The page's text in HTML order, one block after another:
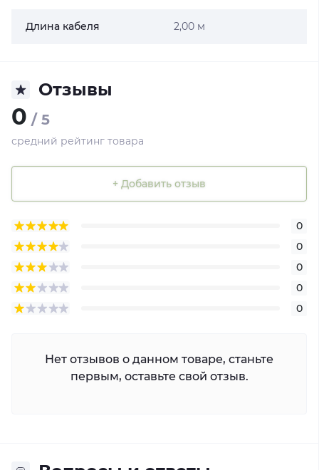
Длина кабеля 2,00 м
Отзывы
0 / 5
средний рейтинг товара
+ Добавить отзыв
0
0
0
0
0
Нет отзывов о данном товаре, станьте
первым, оставьте свой отзыв.